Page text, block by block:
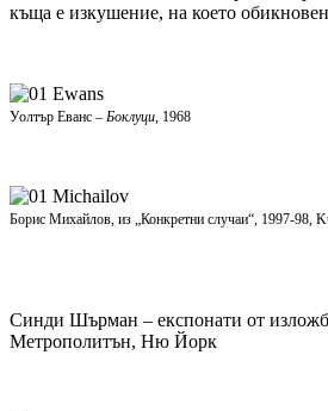
къща е изкушение, на което
Уолтър Еванс – Боклуци, 1968
Борис Михайлов, из „Конкретни случаи“, 1997-98,
Синди Шърман – експонати от
Метрополитън, Ню Йорк